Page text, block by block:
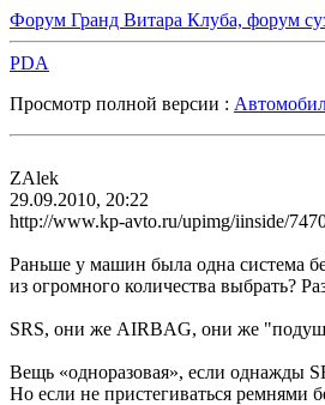
Форум Гранд Витара Клуба, форум
PDA
Просмотр полной версии :
ZAlek
29.09.2010, 20:22
http://www.kp-avto.ru/upimg/iinside/
Раньше у машин была одна система
из огромного количества выбрать?
SRS, они же AIRBAG, они же
Вещь «одноразовая», если однажды
Но если не пристегиваться ремнями